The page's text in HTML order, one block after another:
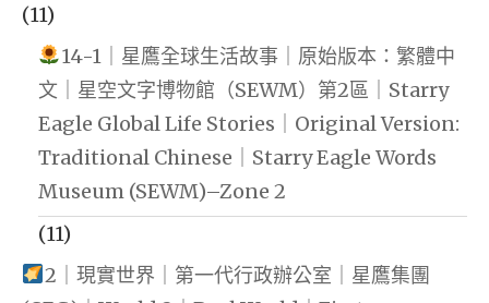
(11)
14-1｜星鷹全球生活故事｜原始版本：繁體中
文｜星空文字博物館（SEWM）第2區｜Starry
Eagle Global Life Stories｜Original Version:
Traditional Chinese｜Starry Eagle Words
Museum (SEWM)–Zone 2
(11)
2｜現實世界｜第一代行政辦公室｜星鷹集團